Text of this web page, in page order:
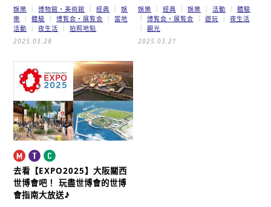
娛樂 博物館・美術館 經典
娛
樂
體驗 博覧会・展覧会
當地
活動
夜生活
拍照地點
2025.03.28
娛樂 經典 娛樂 活動
體驗
博覧会・展覧会
遊玩
夜生活
觀光
2025.03.21
去看【EXPO2025】大阪關西
世博會吧！玩盡世博會的世博
會指南大放送♪